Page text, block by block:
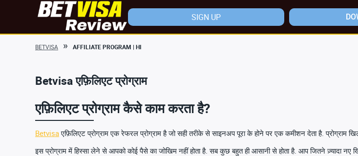
SIGN UP
BETVISA AFFILIATE PROGRAM | HI
Betvisa एफ़िलिएट प्रोग्राम
एफ़िलिएट प्रोग्राम कैसे काम करता है?
Betvisa एफ़िलिएट प्रोग्राम एक रेफरल प्रोग्राम है जो सही तरीके से साइनअप पूरा के होने पर एक कमीशन देता है. प्रोग्राम
इस प्रोग्राम में हिस्सा लेने से आपको कोई पैसे का जोखिम नहीं होता है. सब कुछ बहुत ही आसानी से होता है. आप जितने ज़्यादा नए